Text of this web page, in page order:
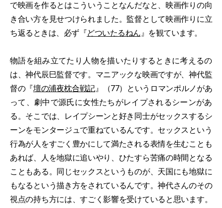
で映画を作るとはこういうことなんだなと、映画作りの向
き合い方を見せつけられました。監督として映画作りに立
ち返るときは、必ず『どついたるねん』を観ています。
物語を組み立てたり人物を描いたりするときに考えるの
は、神代辰巳監督です。マニアックな映画ですが、神代監
督の『壇の浦夜枕合戦記』（77）というロマンポルノがあ
って、劇中で源氏に女性たちがレイプされるシーンがあ
る。そこでは、レイプシーンと好き同士がセックスするシ
ーンをモンタージュで重ねているんです。セックスという
行為が人をすごく豊かにして満たされる表情を生むことも
あれば、人を地獄に追いやり、ひたすら苦痛の時間となる
こともある。同じセックスというものが、天国にも地獄に
もなるという描き方をされているんです。神代さんのその
視点の持ち方には、すごく影響を受けていると思います。